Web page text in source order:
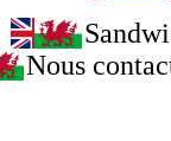
Nous